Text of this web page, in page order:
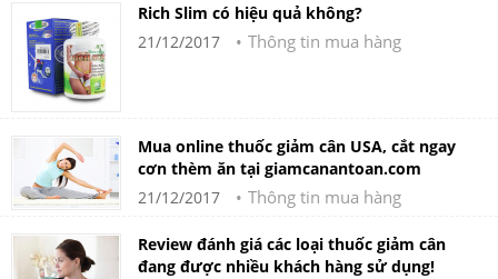
Rich Slim có hiệu quả không?
21/12/2017
Thông tin mua hàng
Mua online thuốc giảm cân USA, cắt ngay
cơn thèm ăn tại giamcanantoan.com
21/12/2017
Thông tin mua hàng
Review đánh giá các loại thuốc giảm cân
đang được nhiều khách hàng sử dụng!